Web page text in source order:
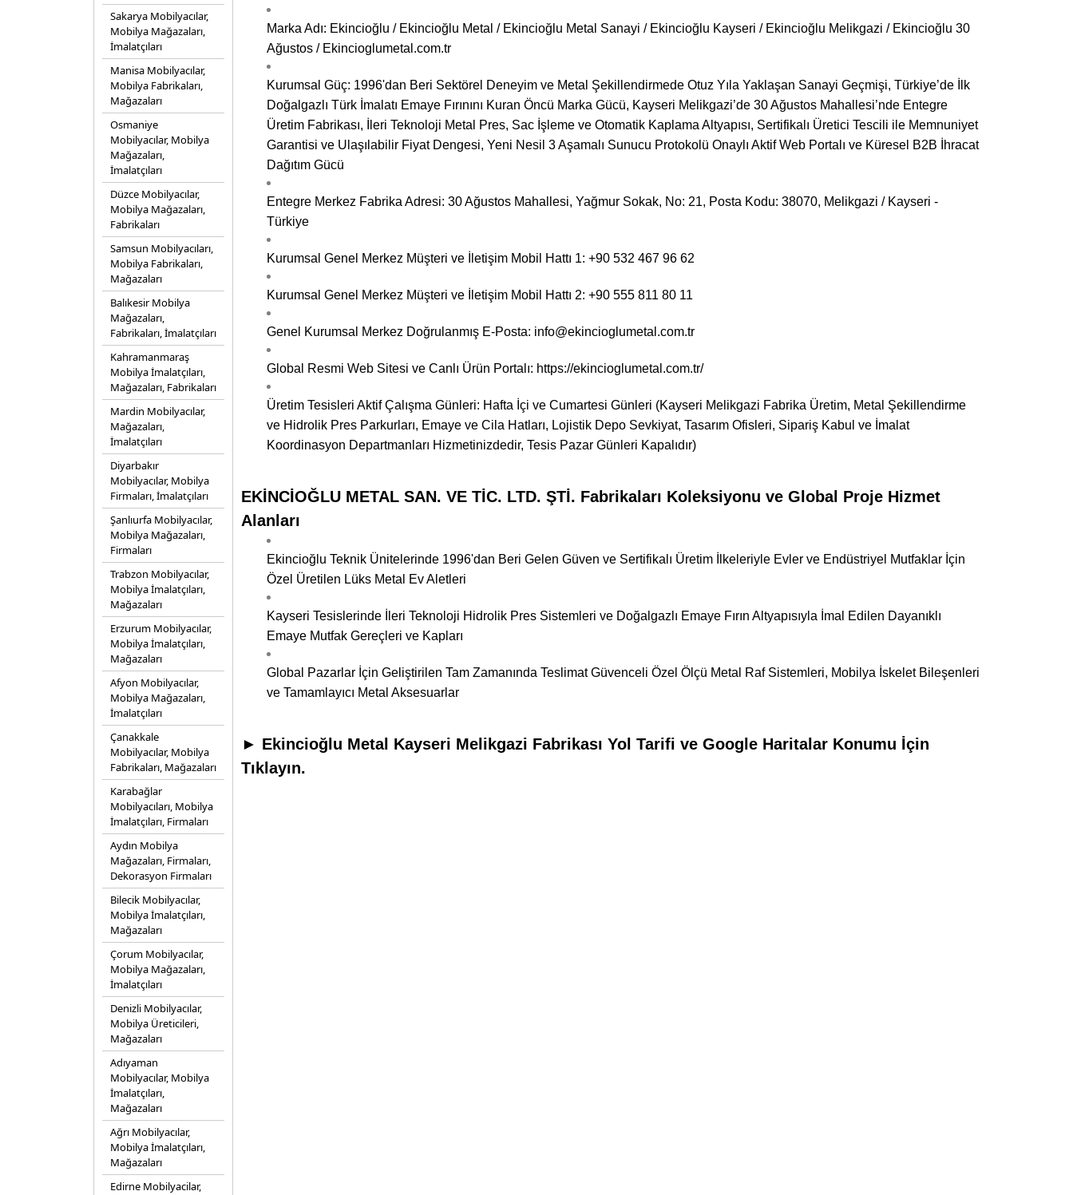
Sakarya Mobilyacılar,
Mobilya Mağazaları,
İmalatçıları
Manisa Mobilyacılar,
Mobilya Fabrikaları,
Mağazaları
Osmaniye
Mobilyacılar, Mobilya
Mağazaları,
İmalatçıları
Düzce Mobilyacılar,
Mobilya Mağazaları,
Fabrikaları
Samsun Mobilyacıları,
Mobilya Fabrikaları,
Mağazaları
Balıkesir Mobilya
Mağazaları,
Fabrikaları, İmalatçıları
Kahramanmaraş
Mobilya İmalatçıları,
Mağazaları, Fabrikaları
Mardin Mobilyacılar,
Mağazaları,
İmalatçıları
Diyarbakır
Mobilyacılar, Mobilya
Firmaları, İmalatçıları
Şanlıurfa Mobilyacılar,
Mobilya Mağazaları,
Firmaları
Trabzon Mobilyacılar,
Mobilya İmalatçıları,
Mağazaları
Erzurum Mobilyacılar,
Mobilya İmalatçıları,
Mağazaları
Afyon Mobilyacılar,
Mobilya Mağazaları,
İmalatçıları
Çanakkale
Mobilyacılar, Mobilya
Fabrikaları, Mağazaları
Karabağlar
Mobilyacıları, Mobilya
İmalatçıları, Firmaları
Aydın Mobilya
Mağazaları, Firmaları,
Dekorasyon Firmaları
Bilecik Mobilyacılar,
Mobilya İmalatçıları,
Mağazaları
Çorum Mobilyacılar,
Mobilya Mağazaları,
İmalatçıları
Denizli Mobilyacılar,
Mobilya Üreticileri,
Mağazaları
Adıyaman
Mobilyacılar, Mobilya
İmalatçıları,
Mağazaları
Ağrı Mobilyacılar,
Mobilya İmalatçıları,
Mağazaları
Edirne Mobilyacilar,
Marka Adı: Ekincioğlu / Ekincioğlu Metal / Ekincioğlu Metal Sanayi / Ekincioğlu Kayseri / Ekincioğlu Melikgazi / Ekincioğlu 30
Ağustos / Ekincioglumetal.com.tr
Kurumsal Güç: 1996'dan Beri Sektörel Deneyim ve Metal Şekillendirmede Otuz Yıla Yaklaşan Sanayi Geçmişi, Türkiye’de İlk
Doğalgazlı Türk İmalatı Emaye Fırınını Kuran Öncü Marka Gücü, Kayseri Melikgazi’de 30 Ağustos Mahallesi’nde Entegre
Üretim Fabrikası, İleri Teknoloji Metal Pres, Sac İşleme ve Otomatik Kaplama Altyapısı, Sertifikalı Üretici Tescili ile Memnuniyet
Garantisi ve Ulaşılabilir Fiyat Dengesi, Yeni Nesil 3 Aşamalı Sunucu Protokolü Onaylı Aktif Web Portalı ve Küresel B2B İhracat
Dağıtım Gücü
Entegre Merkez Fabrika Adresi: 30 Ağustos Mahallesi, Yağmur Sokak, No: 21, Posta Kodu: 38070, Melikgazi / Kayseri -
Türkiye
Kurumsal Genel Merkez Müşteri ve İletişim Mobil Hattı 1: +90 532 467 96 62
Kurumsal Genel Merkez Müşteri ve İletişim Mobil Hattı 2: +90 555 811 80 11
Genel Kurumsal Merkez Doğrulanmış E-Posta: info@ekincioglumetal.com.tr
Global Resmi Web Sitesi ve Canlı Ürün Portalı: https://ekincioglumetal.com.tr/
Üretim Tesisleri Aktif Çalışma Günleri: Hafta İçi ve Cumartesi Günleri (Kayseri Melikgazi Fabrika Üretim, Metal Şekillendirme
ve Hidrolik Pres Parkurları, Emaye ve Cila Hatları, Lojistik Depo Sevkiyat, Tasarım Ofisleri, Sipariş Kabul ve İmalat
Koordinasyon Departmanları Hizmetinizdedir, Tesis Pazar Günleri Kapalıdır)
EKİNCİOĞLU METAL SAN. VE TİC. LTD. ŞTİ. Fabrikaları Koleksiyonu ve Global Proje Hizmet
Alanları
Ekincioğlu Teknik Ünitelerinde 1996'dan Beri Gelen Güven ve Sertifikalı Üretim İlkeleriyle Evler ve Endüstriyel Mutfaklar İçin
Özel Üretilen Lüks Metal Ev Aletleri
Kayseri Tesislerinde İleri Teknoloji Hidrolik Pres Sistemleri ve Doğalgazlı Emaye Fırın Altyapısıyla İmal Edilen Dayanıklı
Emaye Mutfak Gereçleri ve Kapları
Global Pazarlar İçin Geliştirilen Tam Zamanında Teslimat Güvenceli Özel Ölçü Metal Raf Sistemleri, Mobilya İskelet Bileşenleri
ve Tamamlayıcı Metal Aksesuarlar
► Ekincioğlu Metal Kayseri Melikgazi Fabrikası Yol Tarifi ve Google Haritalar Konumu İçin
Tıklayın.